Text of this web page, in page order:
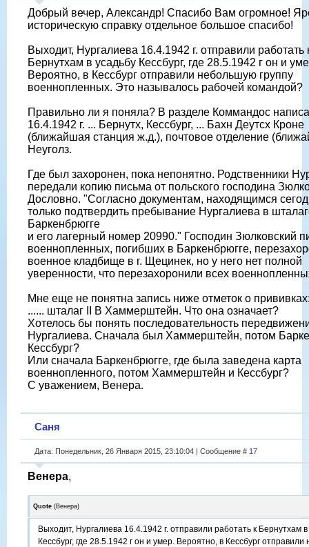
Добрый вечер, Александр! Спасибо Вам огромное!
историческую справку отдельное большое спасибо!
Выходит, Нургалиева 16.4.1942 г. отправили работать
Бернутхам в усадьбу Кессбург, где 28.5.1942 г он и
Вероятно, в Кессбург отправили небольшую группу
военнопленных. Это называлось рабочей командой?
Правильно ли я поняла? В разделе Коммандос
16.4.1942 г. ... Бернутх, Кессбург, ... Бахн Деутсх Кроне
(ближайшая станция ж.д.), почтовое отделение
Неуголз.
Где был захоронен, пока непонятно. Родственники
передали копию письма от польского господина
Дословно. "Согласно документам, находящимся
только подтвердить пребывание Нургалиева в
Баркенбрюгге
и его лагерный номер 20990." Господин Зюлковский
военнопленных, погибших в Баркенбрюгге,
военное кладбище в г. Щецинек, но у него нет полной
уверенности, что перезахоронили всех
Мне еще не понятна запись ниже отметок о
...... шталаг II В Хаммерштейн. Что она означает?
Хотелось бы понять последовательность
Нургалиева. Сначала был Хаммерштейн, потом
Кессбург?
Или сначала Баркенбрюгге, где была заведена карта
военнопленного, потом Хаммерштейн и Кессбург?
С уважением, Венера.
Саня
Дата: Понедельник, 26 Января 2015, 23:10:04 | Сообщение # 17
Венера,
Quote (Венера)
Выходит, Нургалиева 16.4.1942 г. отправили работать к Бернутхам в
Кессбург, где 28.5.1942 г он и умер. Вероятно, в Кессбург